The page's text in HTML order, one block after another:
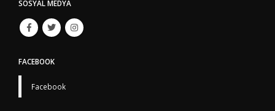
SOSYAL MEDYA
FACEBOOK
Facebook